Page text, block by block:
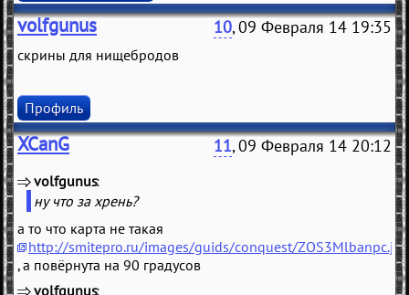
volfgunus 10, 09 Февраля 14 19:35
скрины для нищебродов
Профиль
XCanG 11, 09 Февраля 14 20:12
volfgunus
ну что за хрень?
а то что карта не такая
http://smitepro.ru/images/guids/conquest/ZOS3Mlbanpc.jpg
, а повёрнута на 90 градусов
volfgunus